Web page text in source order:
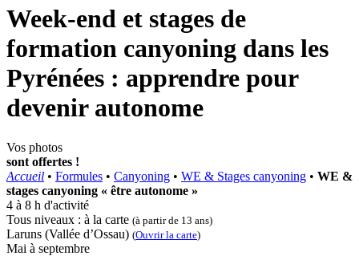
Week-end et stages de
formation canyoning dans les
Pyrénées : apprendre pour
devenir autonome
Vos photos
sont offertes !
Accueil • Formules • Canyoning • WE & Stages canyoning • WE &
stages canyoning « être autonome »
4 à 8 h d'activité
Tous niveaux : à la carte (à partir de 13 ans)
Laruns (Vallée d’Ossau) (Ouvrir la carte)
Mai à septembre